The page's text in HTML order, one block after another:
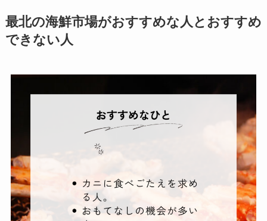
最北の海鮮市場がおすすめな人とおすすめ
できない人